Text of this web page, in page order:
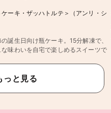
ーキ・ザッハトルテ＞（アンリ・シ
誕生日向け瓶ケーキ。15分解凍で、
味わいを自宅で楽しめるスイーツで
っと見る